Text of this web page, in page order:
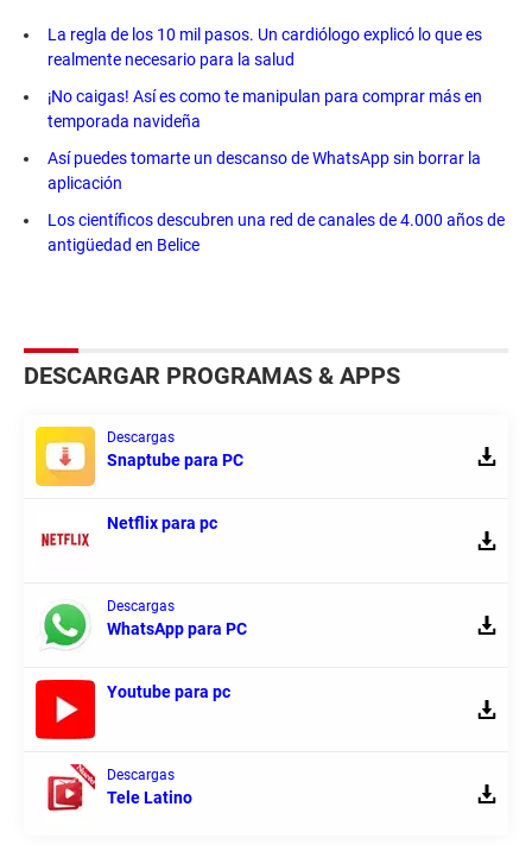
La regla de los 10 mil pasos. Un cardiólogo explicó lo que es
realmente necesario para la salud
¡No caigas! Así es como te manipulan para comprar más en
temporada navideña
Así puedes tomarte un descanso de WhatsApp sin borrar la
aplicación
Los científicos descubren una red de canales de 4.000 años de
antigüedad en Belice
DESCARGAR PROGRAMAS & APPS
Descargas
Snaptube para PC
Netflix para pc
Descargas
WhatsApp para PC
Youtube para pc
Descargas
Tele Latino